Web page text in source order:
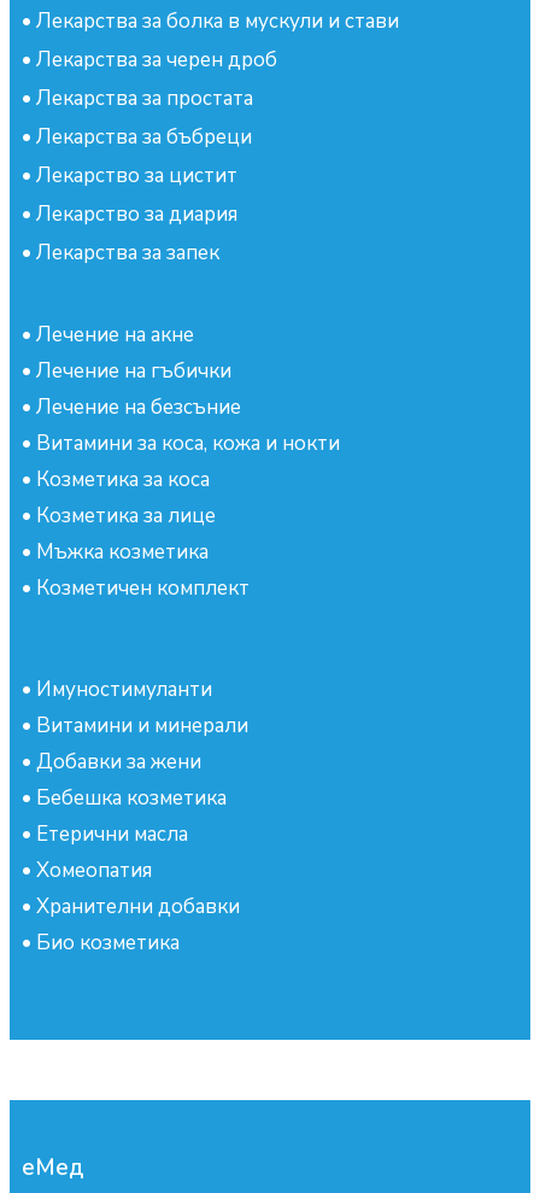
• Лекарства за болка в мускули и стави
• Лекарства за черен дроб
• Лекарства за простата
• Лекарства за бъбреци
• Лекарство за цистит
• Лекарство за диария
• Лекарства за запек
• Лечение на акне
• Лечение на гъбички
• Лечение на безсъние
• Витамини за коса, кожа и нокти
• Козметика за коса
• Козметика за лице
• Мъжка козметика
• Козметичен комплект
• Имуностимуланти
• Витамини и минерали
• Добавки за жени
• Бебешка козметика
• Етерични масла
• Хомеопатия
• Хранителни добавки
• Био козметика
еМед